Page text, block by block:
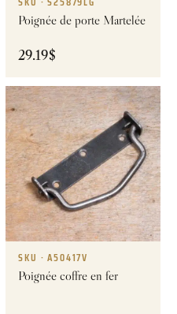
Poignée de porte Martelée
29.19$
SKU · A50417V
Poignée coffre en fer